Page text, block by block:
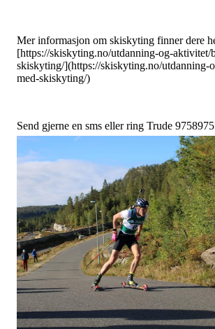
Mer informasjon om skiskyting finner dere
[https://skiskyting.no/utdanning-og-aktivitet/
skiskyting/](https://skiskyting.no/utdanning-
med-skiskyting/)
Send gjerne en sms eller ring Trude